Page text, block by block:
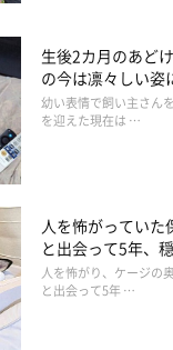
生後2カ月のあど
の今は凛々しい
りくりおめめ」に
幼い表情で飼い主さん
を迎えた現在は …
人を怖がってい
と出会って5年、
の姿にグッとくる
人を怖がり、ケージの
と出会って5年 …